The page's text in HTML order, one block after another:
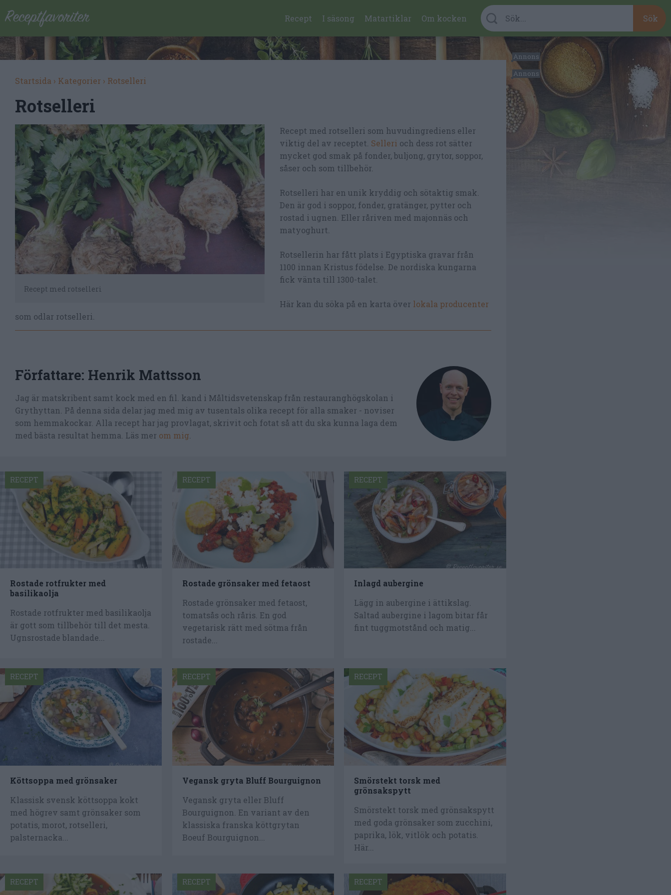
Recept I säsong Matartiklar Om kocken
Startsida › Kategorier › Rotselleri
Rotselleri
Recept med rotselleri
Recept med rotselleri som huvudingrediens eller
viktig del av receptet. Selleri och dess rot sätter
mycket god smak på fonder, buljong, grytor, soppor,
såser och som tillbehör.
Rotselleri har en unik kryddig och sötaktig smak.
Den är god i soppor, fonder, gratänger, pytter och
rostad i ugnen. Eller råriven med majonnäs och
matyoghurt.
Rotsellerin har fått plats i Egyptiska gravar från
1100 innan Kristus födelse. De nordiska kungarna
fick vänta till 1300-talet.
Här kan du söka på en karta över lokala producenter
som odlar rotselleri.
Författare: Henrik Mattsson
Jag är matskribent samt kock med en fil. kand i Måltidsvetenskap från restauranghögskolan i
Grythyttan. På denna sida delar jag med mig av tusentals olika recept för alla smaker - noviser
som hemmakockar. Alla recept har jag provlagat, skrivit och fotat så att du ska kunna laga dem
med bästa resultat hemma. Läs mer om mig
Rostade rotfrukter med
basilikaolja
Rostade rotfrukter med basilikaolja
är gott som tillbehör till det mesta.
Ugnsrostade blandade...
RECEPT
Rostade grönsaker med fetaost
Rostade grönsaker med fetaost,
tomatsås och råris. En god
vegetarisk rätt med sötma från
rostade...
RECEPT
Inlagd aubergine
Lägg in aubergine i ättikslag.
Saltad aubergine i lagom bitar får
fint tuggmotstånd och matig...
RECEPT
Köttsoppa med grönsaker
Klassisk svensk köttsoppa kokt
med högrev samt grönsaker som
potatis, morot, rotselleri,
palsternacka...
RECEPT
Vegansk gryta Bluff Bourguignon
Vegansk gryta eller Bluff
Bourguignon. En variant av den
klassiska franska köttgrytan
Boeuf Bourguignon...
RECEPT
Smörstekt torsk med
grönsakspytt
Smörstekt torsk med grönsakspytt
med goda grönsaker som zucchini,
paprika, lök, vitlök och potatis.
Här...
RECEPT
RECEPT RECEPT RECEPT